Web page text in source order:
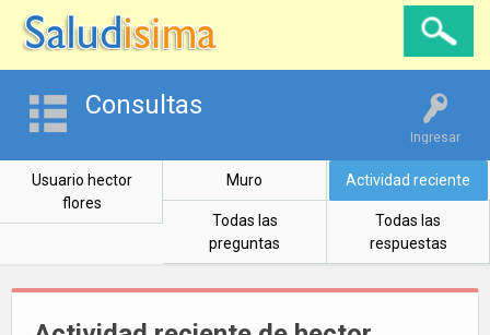
Ingresar
Consultas
Usuario hector
flores
Muro Actividad reciente
Todas las
preguntas
Todas las
respuestas